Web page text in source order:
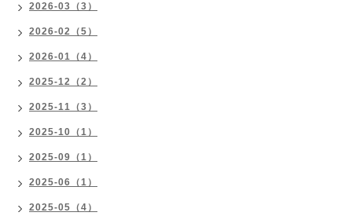
2026-03（3）
2026-02（5）
2026-01（4）
2025-12（2）
2025-11（3）
2025-10（1）
2025-09（1）
2025-06（1）
2025-05（4）